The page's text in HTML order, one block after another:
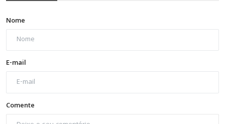
Nome
E-mail
Comente